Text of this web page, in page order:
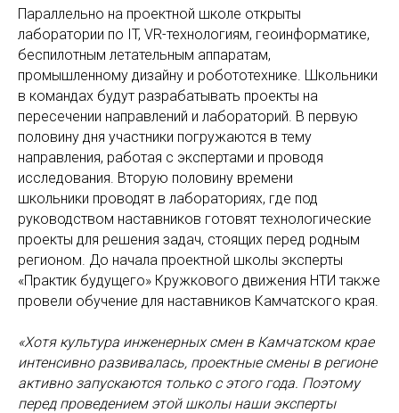
Параллельно на проектной школе открыты
лаборатории по IT, VR-технологиям, геоинформатике,
беспилотным летательным аппаратам,
промышленному дизайну и робототехнике. Школьники
в командах будут разрабатывать проекты на
пересечении направлений и лабораторий. В первую
половину дня участники погружаются в тему
направления, работая с экспертами и проводя
исследования. Вторую половину времени
школьники проводят в лабораториях, где под
руководством наставников готовят технологические
проекты для решения задач, стоящих перед родным
регионом. До начала проектной школы эксперты
«Практик будущего» Кружкового движения НТИ также
провели обучение для наставников Камчатского края.
«Хотя культура инженерных смен в Камчатском крае
интенсивно развивалась, проектные смены в регионе
активно запускаются только с этого года. Поэтому
перед проведением этой школы наши эксперты